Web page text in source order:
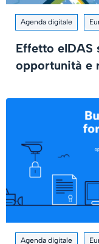
Agenda digitale
Effetto eIDAS
opportunità e
Agenda digitale